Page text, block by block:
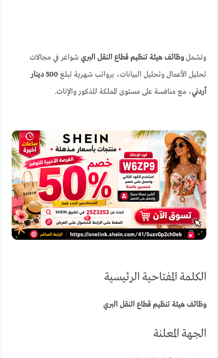
وتشملوظائف هيئة تنظيم قطاع النقل البري شواغر في مجالات
تحليل الأعمال وتحليل البيانات، برواتب شهرية تبلغ
500 دينار
أردني، مع منافسة على مستوى المملكة للذكور والإناث.
الكلمة المفتاحية الرئيسية
وظائف هيئة تنظيم قطاع النقل البري
الجهة المعلنة